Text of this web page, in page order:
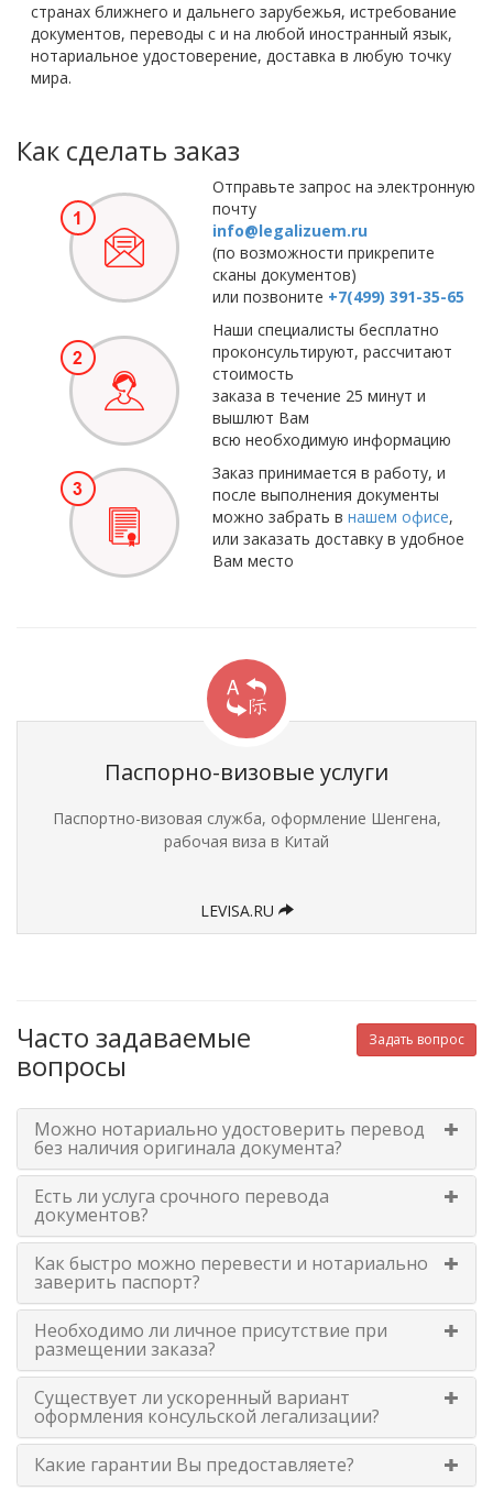
странах ближнего и дальнего зарубежья, истребование
документов, переводы с и на любой иностранный язык,
нотариальное удостоверение, доставка в любую точку
мира.
Как сделать заказ
Отправьте запрос на электронную
почту
info@legalizuem.ru
(по возможности прикрепите
сканы документов)
или позвоните +7(499) 391-35-65
Наши специалисты бесплатно
проконсультируют, рассчитают
стоимость
заказа в течение 25 минут и
вышлют Вам
всю необходимую информацию
Заказ принимается в работу, и
после выполнения документы
можно забрать в нашем офисе,
или заказать доставку в удобное
Вам место
Паспорно-визовые услуги
Паспортно-визовая служба, оформление Шенгена,
рабочая виза в Китай
LEVISA.RU
Задать вопрос
Часто задаваемые
вопросы
Можно нотариально удостоверить перевод
без наличия оригинала документа?
Есть ли услуга срочного перевода
документов?
Как быстро можно перевести и нотариально
заверить паспорт?
Необходимо ли личное присутствие при
размещении заказа?
Существует ли ускоренный вариант
оформления консульской легализации?
Какие гарантии Вы предоставляете?